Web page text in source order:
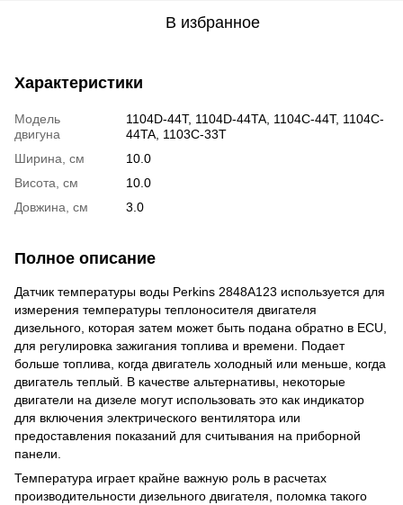
В избранное
Характеристики
Модель
двигуна
1104D-44T, 1104D-44TA, 1104C-44T, 1104C-
44TA, 1103C-33T
Ширина, см
10.0
Висота, см
10.0
Довжина, см
3.0
Полное описание
Датчик температуры воды Perkins 2848A123 используется для
измерения температуры теплоносителя двигателя
дизельного, которая затем может быть подана обратно в ECU,
для регулировка зажигания топлива и времени. Подает
больше топлива, когда двигатель холодный или меньше, когда
двигатель теплый. В качестве альтернативы, некоторые
двигатели на дизеле могут использовать это как индикатор
для включения электрического вентилятора или
предоставления показаний для считывания на приборной
панели.
Температура играет крайне важную роль в расчетах
производительности дизельного двигателя, поломка такого